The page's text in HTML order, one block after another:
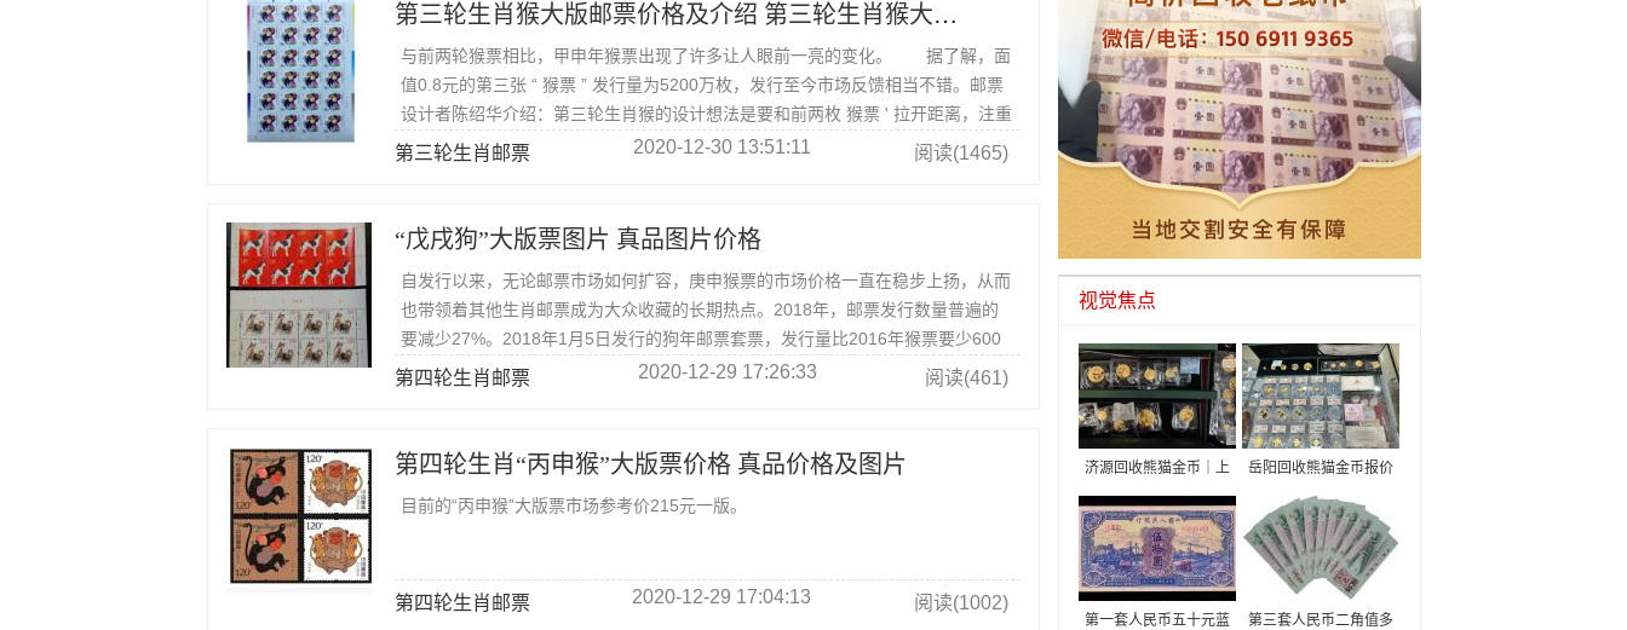
第三轮生肖猴大版邮票价格及介绍 第三轮生肖猴大版邮票发行量
与前两轮猴票相比，甲申年猴票出现了许多让人眼前一亮的变化。 据了解，面
值0.8元的第三张 “ 猴票 ” 发行量为5200万枚，发行至今市场反馈相当不错。邮票
设计者陈绍华介绍：第三轮生肖猴的设计想法是要和前两枚 猴票 ' 拉开距离，注重
强调画面的现代感。
第三轮生肖邮票 2020-12-30 13:51:11 阅读(1465)
“戊戌狗”大版票图片 真品图片价格
自发行以来，无论邮票市场如何扩容，庚申猴票的市场价格一直在稳步上扬，从而
也带领着其他生肖邮票成为大众收藏的长期热点。2018年，邮票发行数量普遍的
要减少27%。2018年1月5日发行的狗年邮票套票，发行量比2016年猴票要少600
万套左右，比2017年鸡票减少2000多万套。
第四轮生肖邮票 2020-12-29 17:26:33 阅读(461)
第四轮生肖“丙申猴”大版票价格 真品价格及图片
目前的“丙申猴”大版票市场参考价215元一版。
第四轮生肖邮票 2020-12-29 17:04:13 阅读(1002)
视觉焦点
济源回收熊猫金币｜上
门免费鉴定·行业高价
回收·专业渠道直收
岳阳回收熊猫金币报价
收购金银币价目表及渠
道推荐
第一套人民币五十元蓝
第三套人民币二角值多